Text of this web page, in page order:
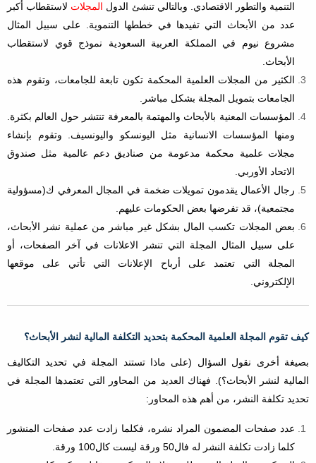
التنمية والتطور الاقتصادي. وبالتالي تنشئ الدول المجلات لاستقطاب أكبر
عدد من الأبحاث التي تفيدها في خططها التنموية. على سبيل المثال
مشروع نيوم في المملكة العربية السعودية نموذج قوي لاستقطاب
الأبحاث.
الكثير من المجلات العلمية المحكمة تكون تابعة للجامعات، وتقوم هذه
الجامعات بتمويل المجلة بشكل مباشر.
المؤسسات المعنية بالأبحاث والمهتمة بالمعرفة تنتشر حول العالم بكثرة.
ومنها المؤسسات الانسانية مثل اليونسكو واليونسيف. وتقوم بإنشاء
مجلات علمية محكمة مدعومة من صناديق دعم عالمية مثل صندوق
الاتحاد الأوربي.
رجال الأعمال يقدمون تمويلات ضخمة في المجال المعرفي ك(مسؤولية
مجتمعية)، قد تفرضها بعض الحكومات عليهم.
بعض المجلات تكسب المال بشكل غير مباشر من عملية نشر الأبحاث،
على سبيل المثال المجلة التي تنشر الاعلانات في آخر الصفحات، أو
المجلة التي تعتمد على أرباح الإعلانات التي تأتي على موقعها
الإلكتروني.
كيف تقوم المجلة العلمية المحكمة بتحديد التكلفة المالية لنشر الأبحاث؟
بصيغة أخرى نقول السؤال (على ماذا تستند المجلة في تحديد التكاليف
المالية لنشر الأبحاث؟). فهناك العديد من المحاور التي تعتمدها المجلة في
تحديد تكلفة النشر، من أهم هذه المحاور:
عدد صفحات المضمون المراد نشره، فكلما زادت عدد صفحات المنشور
كلما زادت تكلفة النشر له فال50 ورقة ليست كال100 ورقة.